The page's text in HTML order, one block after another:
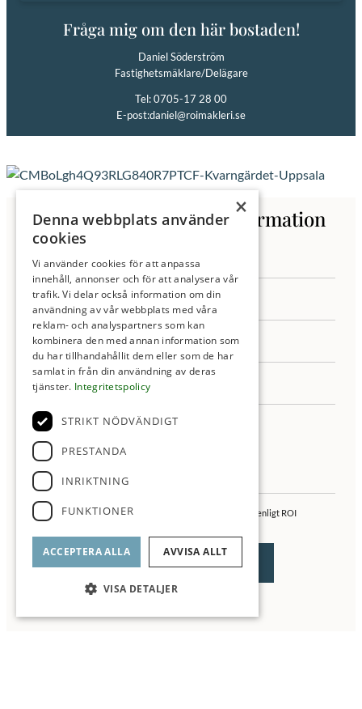
Fråga mig om den här bostaden!
Daniel Söderström
Fastighetsmäklare/Delägare
Tel: 0705-17 28 00
E-post:daniel@roimakleri.se
Kontakta oss för mer information
Jag samtycker till behandling av mina personuppgifter enligt ROI
×
Denna webbplats använder
cookies
Vi använder cookies för att anpassa
innehåll, annonser och för att analysera vår
trafik. Vi delar också information om din
användning av vår webbplats med våra
reklam- och analyspartners som kan
kombinera den med annan information som
du har tillhandahållit dem eller som de har
samlat in från din användning av deras
tjänster. Integritetspolicy
STRIKT NÖDVÄNDIGT
PRESTANDA
INRIKTNING
FUNKTIONER
ACCEPTERA ALLA AVVISA ALLT
VISA DETALJER